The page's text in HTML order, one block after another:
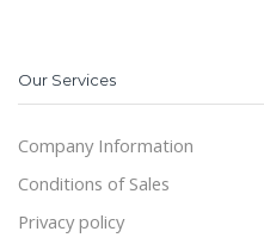
Our Services
Company Information
Conditions of Sales
Privacy policy